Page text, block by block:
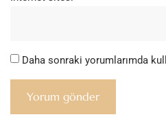
Daha sonraki yorumlarımda